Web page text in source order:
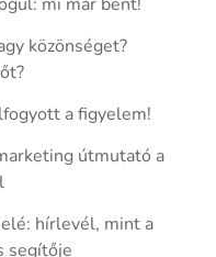
közönséget?
a figyelem!
útmutató a
hírlevél, mint a
segítője